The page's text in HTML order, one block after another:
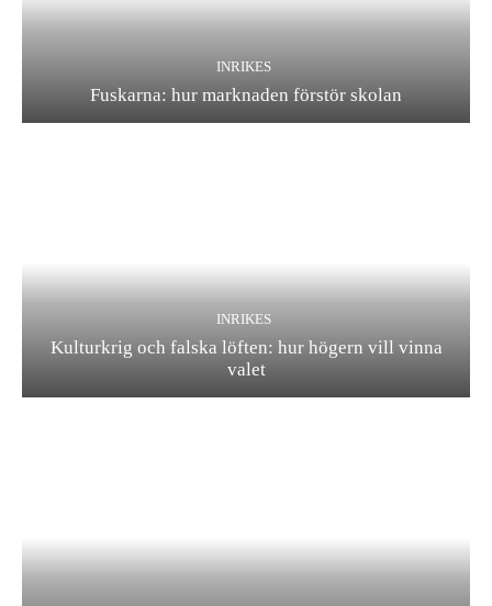
INRIKES
Fuskarna: hur marknaden förstör skolan
INRIKES
Kulturkrig och falska löften: hur högern vill vinna
valet